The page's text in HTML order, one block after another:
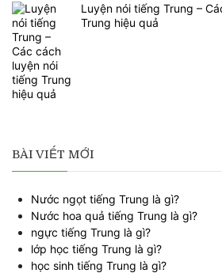
Luyện nói tiếng Trung –
Trung hiệu quả
BÀI VIẾT MỚI
Nước ngọt tiếng Trung là gì?
Nước hoa quả tiếng Trung là gì?
ngực tiếng Trung là gì?
lớp học tiếng Trung là gì?
học sinh tiếng Trung là gì?